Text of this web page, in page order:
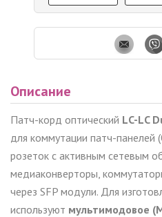
Описание
Патч-корд оптический LC-LC
для коммутации патч-панелей
розеток с активным сетевым
медиаконверторы,
через SFP модули. Для
используют мультимодовое